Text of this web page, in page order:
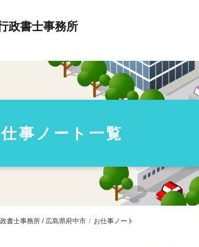
政書士事務所
事ノート一覧
書士事務所 / 広島県府中市 お仕事ノート